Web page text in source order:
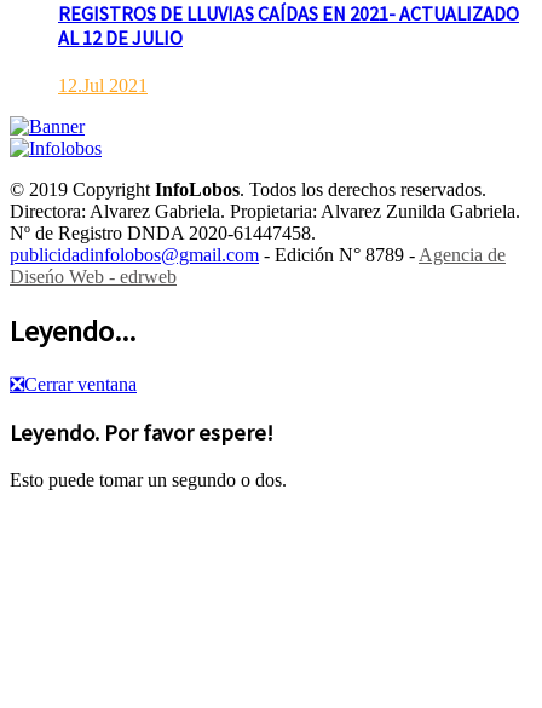
REGISTROS DE LLUVIAS CAÍDAS EN 2021- ACTUALIZADO
AL 12 DE JULIO
12.Jul 2021
© 2019 CopyrightInfoLobos. Todos los derechos reservados.
Directora: Alvarez Gabriela. Propietaria: Alvarez Zunilda Gabriela.
Nº de Registro DNDA 2020-61447458.
publicidadinfolobos@gmail.com - Edición N° 8789 -Agencia de
Diseńo Web - edrweb
Leyendo...
❎Cerrar ventana
Leyendo. Por favor espere!
Esto puede tomar un segundo o dos.